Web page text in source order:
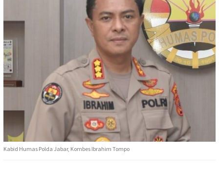
Kabid Humas Polda Jabar, Kombes Ibrahim Tompo